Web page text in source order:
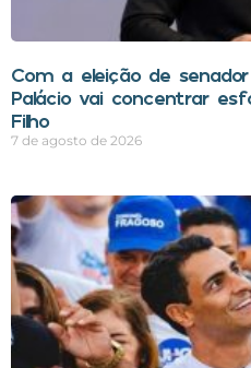
Com a eleição de
Palácio vai concentrar
Filho
7 de agosto de 2026